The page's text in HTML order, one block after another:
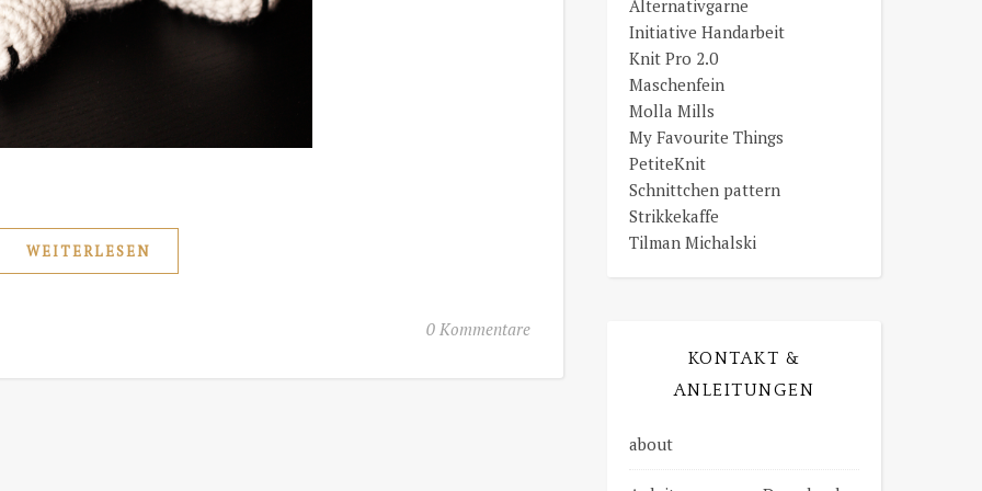
WEITERLESEN
0 Kommentare
Alternativgarne
Initiative Handarbeit
Knit Pro 2.0
Maschenfein
Molla Mills
My Favourite Things
PetiteKnit
Schnittchen pattern
Strikkekaffe
Tilman Michalski
KONTAKT &
ANLEITUNGEN
about